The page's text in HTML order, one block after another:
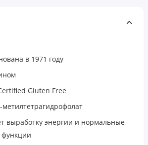
в 1971 году
Gluten Free
выработку энергии и нормальные